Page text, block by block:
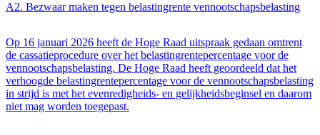
A2. Bezwaar maken tegen belastingrente vennootschapsbelasting
Op 16 januari 2026 heeft de Hoge Raad uitspraak gedaan omtrent
de cassatieprocedure over het belastingrentepercentage voor de
vennootschapsbelasting. De Hoge Raad heeft geoordeeld dat het
verhoogde belastingrentepercentage voor de vennootschapsbelasting
in strijd is met het evenredigheids- en gelijkheidsbeginsel en daarom
niet mag worden toegepast.